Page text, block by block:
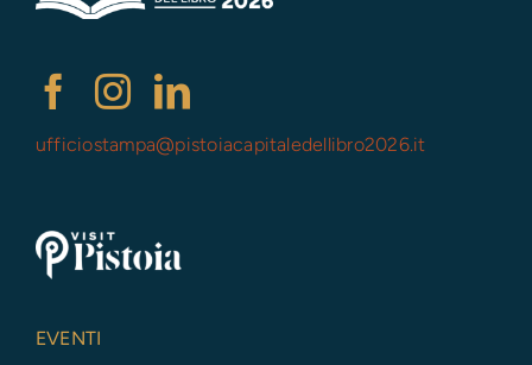
ufficiostampa@pistoiacapitaledellibro2026.it
EVENTI